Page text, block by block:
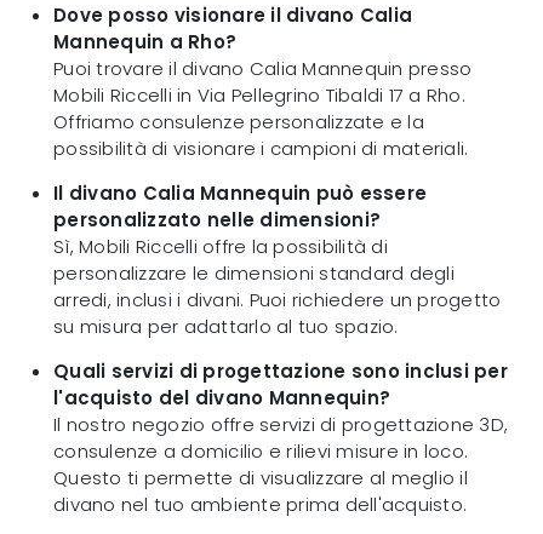
Dove posso visionare il divano Calia
Mannequin a Rho?
Puoi trovare il divano Calia Mannequin presso
Mobili Riccelli in Via Pellegrino Tibaldi 17 a Rho.
Offriamo consulenze personalizzate e la
possibilità di visionare i campioni di materiali.
Il divano Calia Mannequin può essere
personalizzato nelle dimensioni?
Sì, Mobili Riccelli offre la possibilità di
personalizzare le dimensioni standard degli
arredi, inclusi i divani. Puoi richiedere un progetto
su misura per adattarlo al tuo spazio.
Quali servizi di progettazione sono inclusi per
l'acquisto del divano Mannequin?
Il nostro negozio offre servizi di progettazione 3D,
consulenze a domicilio e rilievi misure in loco.
Questo ti permette di visualizzare al meglio il
divano nel tuo ambiente prima dell'acquisto.